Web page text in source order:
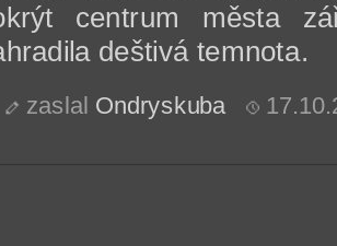
centrum města
deštivá temnota.
zaslal Ondryskuba